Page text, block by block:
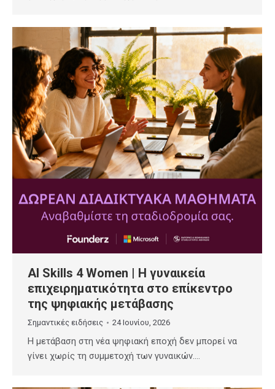
AI Skills 4 Women | Η γυναικεία
επιχειρηματικότητα στο επίκεντρο
της ψηφιακής μετάβασης
Σημαντικές ειδήσεις 24 Ιουνίου, 2026
Η μετάβαση στη νέα ψηφιακή εποχή δεν μπορεί να
γίνει χωρίς τη συμμετοχή των γυναικών.…